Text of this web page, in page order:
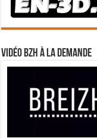
Vidéo BZH à la demande